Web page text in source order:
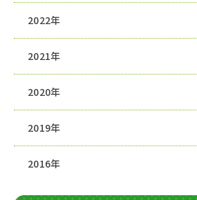
2022年
2021年
2020年
2019年
2016年